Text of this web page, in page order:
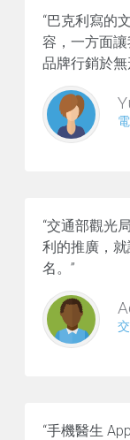
“巴克利寫的
容，一方面
品牌行銷於無
“交通部觀光
利的推廣，
名。”
“手機醫生